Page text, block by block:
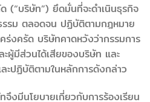
(“บริษัท”) ยึดมั่นที่จะดำเนินธุรกิจ
รม ตลอดจน ปฏิบัติตามกฎหมาย
ร่งครัด บริษัทคาดหวังว่ากรรมการ
ผู้มีส่วนได้เสียของบริษัท และ
ปฏิบัติตามในหลักการดังกล่าว
งมีนโยบายเกี่ยวกับการร้องเรียน